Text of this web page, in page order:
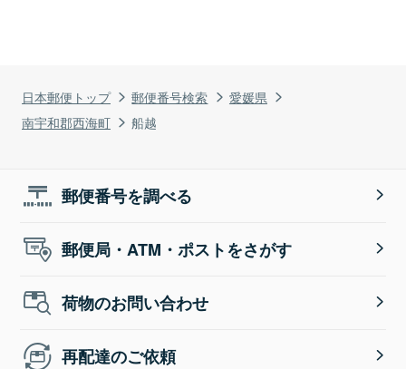
日本郵便トップ 郵便番号検索
愛媛県
南宇和郡西海町
船越
郵便番号を調べる
郵便局・ATM・ポストをさがす
荷物のお問い合わせ
再配達のご依頼